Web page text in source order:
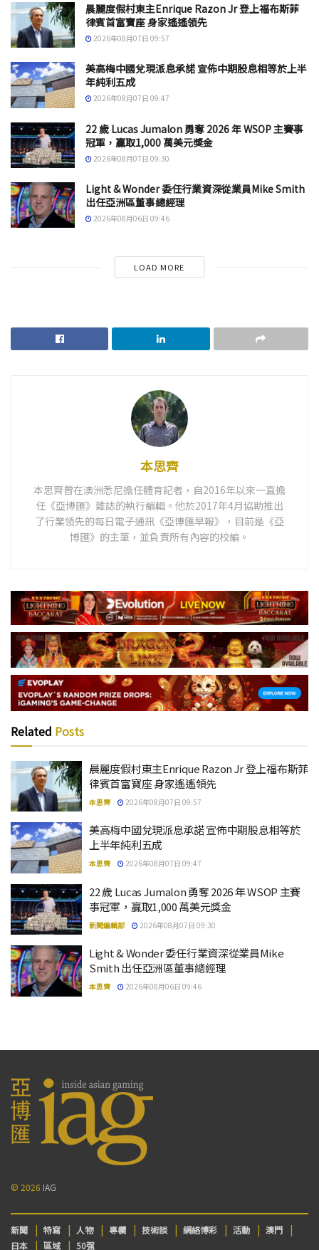
晨麗度假村東主Enrique Razon Jr 登上福布斯菲
律賓首富寶座 身家遙遙領先
2026年08月07日 09:57
美高梅中國兌現派息承諾 宣佈中期股息相等於上半
年純利五成
2026年08月07日 09:47
22 歲 Lucas Jumalon 勇奪 2026 年 WSOP 主賽事
冠軍，贏取1,000 萬美元獎金
2026年08月07日 09:30
Light & Wonder 委任行業資深從業員Mike Smith
出任亞洲區董事總經理
2026年08月06日 09:46
LOAD MORE
本思齊
本思齊曾在澳洲悉尼擔任體育記者，自2016年以來一直擔
任《亞博匯》雜誌的執行編輯。他於2017年4月協助推出
了行業領先的每日電子通訊《亞博匯早報》，目前是《亞
博匯》的主筆，並負責所有內容的校編。
Related Posts
晨麗度假村東主Enrique Razon Jr 登上福布斯菲
律賓首富寶座 身家遙遙領先
本思齊 2026年08月07日 09:57
美高梅中國兌現派息承諾 宣佈中期股息相等於
上半年純利五成
本思齊 2026年08月07日 09:47
22 歲 Lucas Jumalon 勇奪 2026 年 WSOP 主賽
事冠軍，贏取1,000 萬美元獎金
新聞編輯部 2026年08月07日 09:30
Light & Wonder 委任行業資深從業員Mike
Smith 出任亞洲區董事總經理
本思齊 2026年08月06日 09:46
© 2026 IAG
新聞 特寫 人物 專欄 技術談 網絡博彩 活動
澳門
日本
區域 50强